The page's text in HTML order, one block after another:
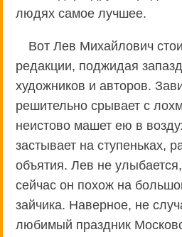
людях самое лучшее.
Вот Лев Михайлович
редакции, поджидая
художников и авторов.
решительно срывает с
неистово машет ею в
застывает на ступеньках,
объятия. Лев не
сейчас он похож на
зайчика. Наверное, не
любимый праздник